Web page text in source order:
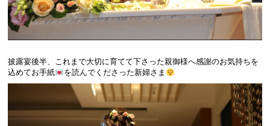
披露宴後半、これまで大切に育てて下さった親御様へ感謝のお気持ちを
込めてお手紙
を読んでくださった新婦さま